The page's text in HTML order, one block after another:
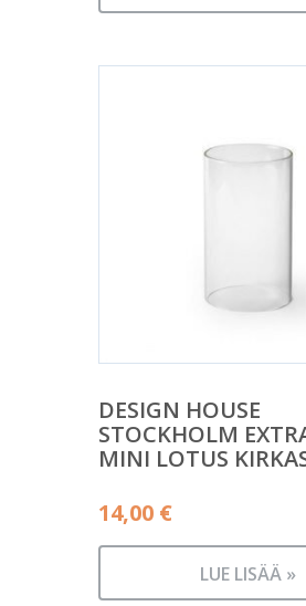
DESIGN HOUSE
STOCKHOLM
MINI LOTUS
14,00 €
LUE LISÄÄ »